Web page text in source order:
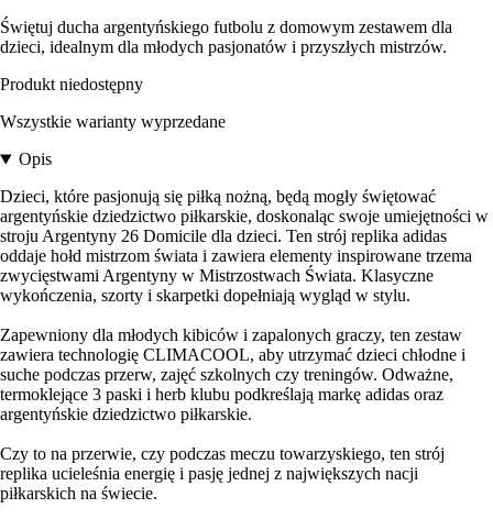
Świętuj ducha argentyńskiego futbolu z domowym zestawem dla
dzieci, idealnym dla młodych pasjonatów i przyszłych mistrzów.
Produkt niedostępny
Wszystkie warianty wyprzedane
Opis
Dzieci, które pasjonują się piłką nożną, będą mogły świętować
argentyńskie dziedzictwo piłkarskie, doskonaląc swoje umiejętności w
stroju Argentyny 26 Domicile dla dzieci. Ten strój replika adidas
oddaje hołd mistrzom świata i zawiera elementy inspirowane trzema
zwycięstwami Argentyny w Mistrzostwach Świata. Klasyczne
wykończenia, szorty i skarpetki dopełniają wygląd w stylu.
Zapewniony dla młodych kibiców i zapalonych graczy, ten zestaw
zawiera technologię CLIMACOOL, aby utrzymać dzieci chłodne i
suche podczas przerw, zajęć szkolnych czy treningów. Odważne,
termoklejące 3 paski i herb klubu podkreślają markę adidas oraz
argentyńskie dziedzictwo piłkarskie.
Czy to na przerwie, czy podczas meczu towarzyskiego, ten strój
replika ucieleśnia energię i pasję jednej z największych nacji
piłkarskich na świecie.